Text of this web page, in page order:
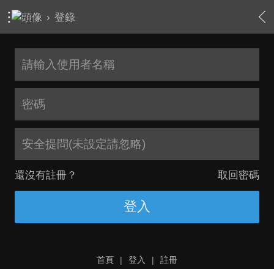
› 登錄
安全提問(未設定請忽略)
還沒有註冊？ 取回密碼
登入
首頁 | 登入 |
註冊